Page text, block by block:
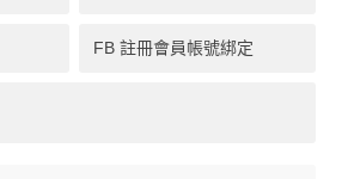
FB 註冊會員帳號綁定